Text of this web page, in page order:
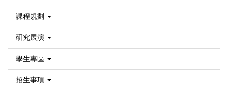
課程規劃
研究展演
學生專區
招生事項